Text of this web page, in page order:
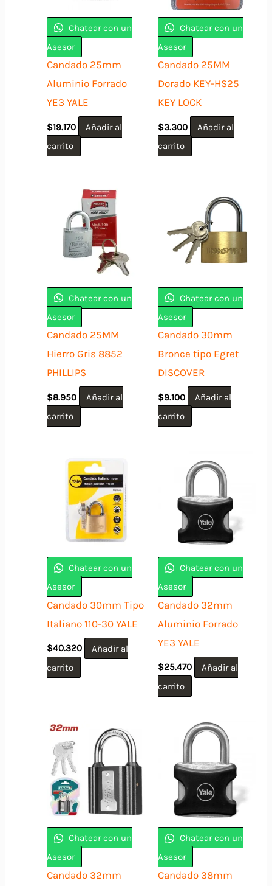
Chatear con un
Asesor
Candado 25mm
Aluminio Forrado
YE3 YALE
$19.170
Añadir al
carrito
Chatear con un
Asesor
Candado 25MM
Dorado KEY-HS25
KEY LOCK
$3.300
Añadir al
carrito
Chatear con un
Asesor
Candado 25MM
Hierro Gris 8852
PHILLIPS
$8.950
Añadir al
carrito
Chatear con un
Asesor
Candado 30mm
Bronce tipo Egret
DISCOVER
$9.100
Añadir al
carrito
Chatear con un
Asesor
Candado 30mm Tipo
Italiano 110-30 YALE
$40.320
Añadir al
carrito
Chatear con un
Asesor
Candado 32mm
Aluminio Forrado
YE3 YALE
$25.470
Añadir al
carrito
Chatear con un
Asesor
Candado 32mm
Chatear con un
Asesor
Candado 38mm